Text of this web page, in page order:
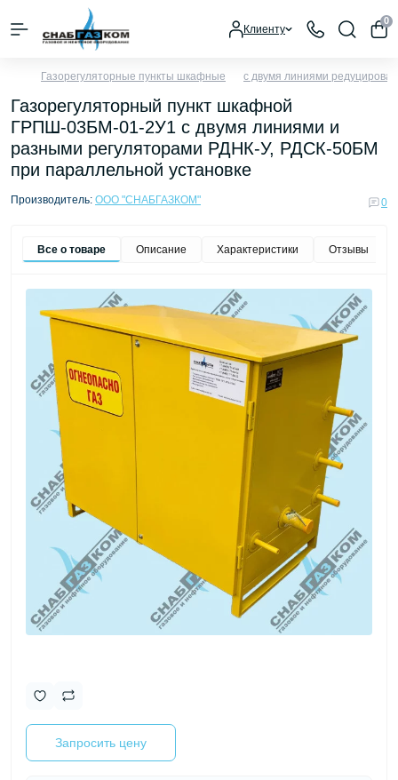
Клиенту
0
Газорегуляторные пункты шкафные с двумя линиями
Газорегуляторный пункт шкафной
ГРПШ-03БМ-01-2У1 с двумя линиями и
разными регуляторами РДНК-У, РДСК-50БМ
при параллельной установке
Производитель: ООО "СНАБГАЗКОМ" 0
Все о товаре Описание Характеристики Отзывы
Запросить цену